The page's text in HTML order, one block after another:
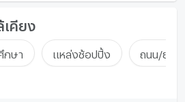
เคียง
กษา แหล่งช้อปปิ้ง ถนน/ย่าน